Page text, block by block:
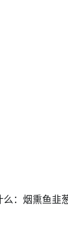
么：烟熏鱼韭